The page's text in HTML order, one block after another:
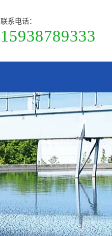
联系电话：
15938789333